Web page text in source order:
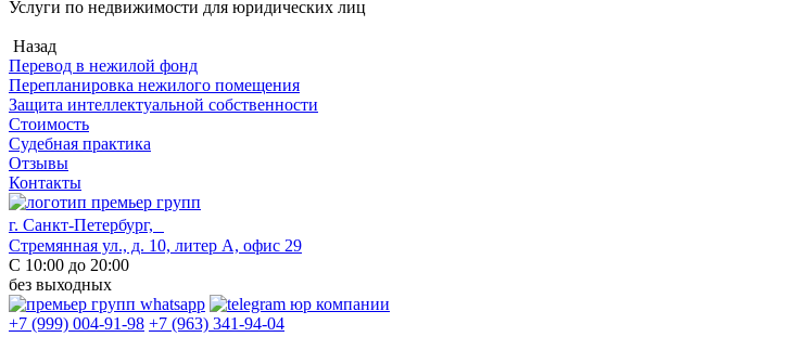
Услуги по недвижимости для юридических лиц
Назад
Перевод в нежилой фонд
Перепланировка нежилого помещения
Защита интеллектуальной собственности
Стоимость
Судебная практика
Отзывы
Контакты
г. Санкт-Петербург,
Стремянная ул., д. 10, литер А, офис 29
С 10:00 до 20:00
без выходных
+7 (999) 004-91-98 +7 (963) 341-94-04